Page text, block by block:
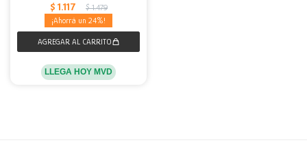
$ 1.117 $ 1.479
24
LLEGA HOY MVD